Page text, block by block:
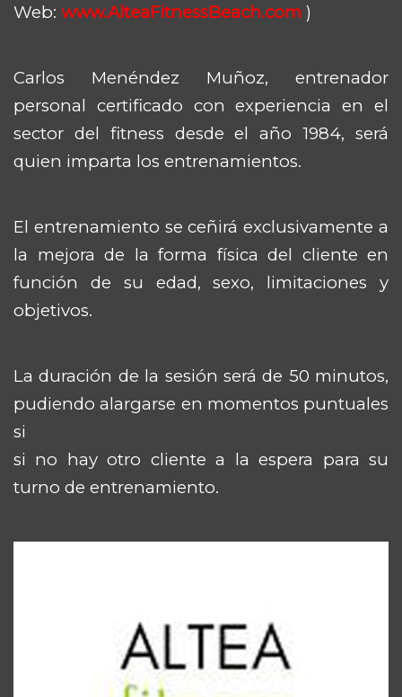
Web: www.AlteaFitnessBeach.com )
Carlos Menéndez Muñoz, entrenador
personal certificado con experiencia en el
sector del fitness desde el año 1984, será
quien imparta los entrenamientos.
El entrenamiento se ceñirá exclusivamente a
la mejora de la forma física del cliente en
función de su edad, sexo, limitaciones y
objetivos.
La duración de la sesión será de 50 minutos,
pudiendo alargarse en momentos puntuales
si
si no hay otro cliente a la espera para su
turno de entrenamiento.